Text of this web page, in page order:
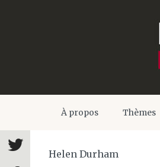
À propos Thèmes
Helen Durham